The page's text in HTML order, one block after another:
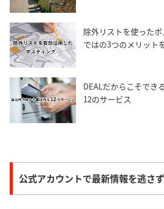
除外リストを使った
ではの3つのメリット
DEALだからこそでき
12のサービス
公式アカウントで最新情報を逃さ